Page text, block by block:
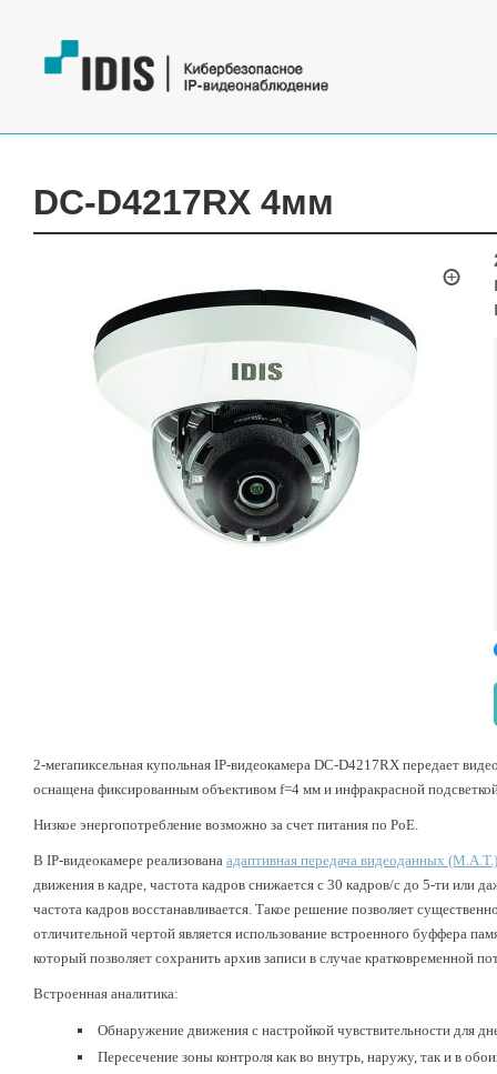
DC-D4217RX 4мм
2-мегапиксельная купольная IP-видеокамера DC-D4217RX передает
оснащена фиксированным объективом f=4 мм и инфракрасной
Низкое энергопотребление возможно за счет питания по PoE.
В IP-видеокамере реализована адаптивная передача видеоданных (M.A.T.)
движения в кадре, частота кадров снижается с 30 кадров/с до 5-ти или
частота кадров восстанавливается. Такое решение позволяет
отличительной чертой является использование встроенного буффера
который позволяет сохранить архив записи в случае кратковременной
Встроенная аналитика:
Обнаружение движения с настройкой чувствительности для
Пересечение зоны контроля как во внутрь, наружу, так и в